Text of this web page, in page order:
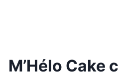
M’Hélo Cake